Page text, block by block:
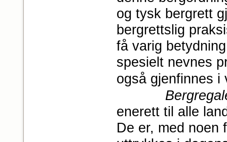
og tysk bergrett
bergrettslig
få varig
spesielt nevnes
også gjenfinnes
enerett til alle
De er, med noen